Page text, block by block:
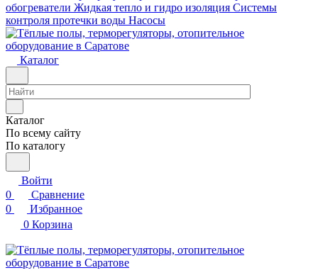
обогреватели Жидкая тепло и гидро изоляция Системы
контроля протечки воды Насосы
Каталог
Каталог
По всему сайту
По каталогу
Войти
0
Сравнение
0
Избранное
0 Корзина